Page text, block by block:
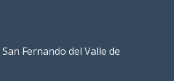
Fernando del Valle de